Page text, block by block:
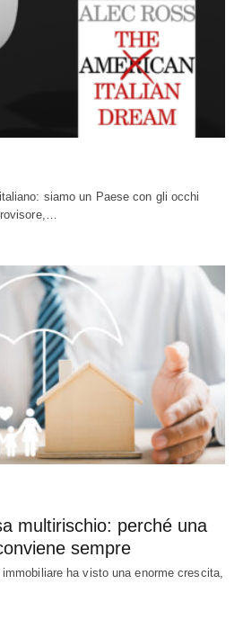
siamo un Paese con gli occhi
multirischio: perché una
sempre
ha visto una enorme crescita,